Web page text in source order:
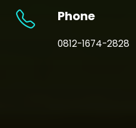
Phone
0812-1674-2828